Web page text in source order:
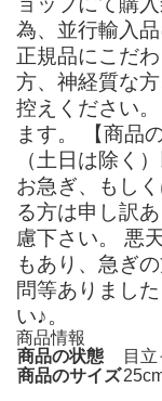
為、並行輸入
正規品にこだ
方、神経質な
控えください
ます。 【商品
（土日は除く
お急ぎ、もし
る方は申し訳
慮下さい。 悪
もあり、急ぎ
問等ありまし
い♪。
商品情報
商品の状態
目
商品のサイズ